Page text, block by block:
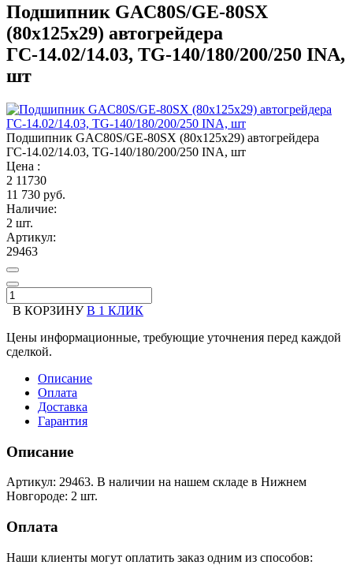
Подшипник GAC80S/GE-80SX
(80х125х29) автогрейдера
ГС-14.02/14.03, TG-140/180/200/250 INA,
шт
Подшипник GAC80S/GE-80SX (80х125х29) автогрейдера
ГС-14.02/14.03, TG-140/180/200/250 INA, шт
Цена :
2 11730
11 730 руб.
Наличие:
2 шт.
Артикул:
29463
В КОРЗИНУ В 1 КЛИК
Цены информационные, требующие уточнения перед каждой
сделкой.
Описание
Оплата
Доставка
Гарантия
Описание
Артикул: 29463. В наличии на нашем складе в Нижнем
Новгороде: 2 шт.
Оплата
Наши клиенты могут оплатить заказ одним из способов: